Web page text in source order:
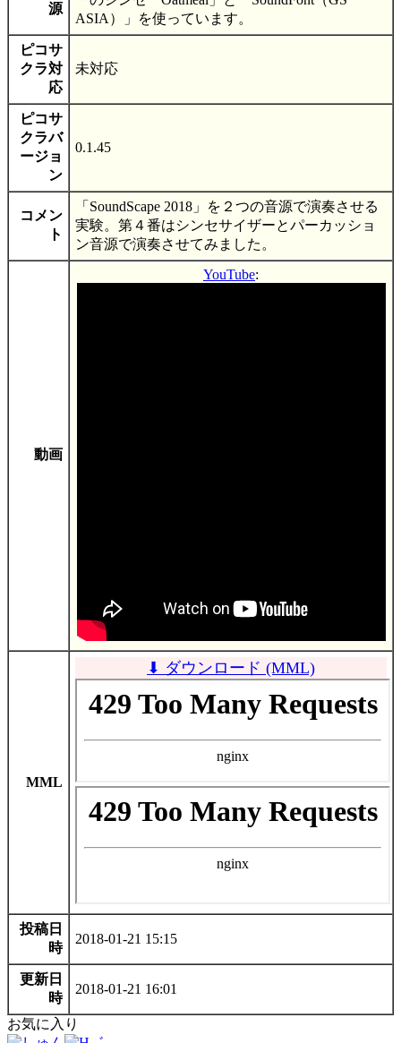
源
ASIA）」を使っています。
ピコサ
クラ対
応
未対応
ピコサ
クラバ
ージョ
ン
0.1.45
コメン
ト
「SoundScape 2018」を２つの音源で演奏させる
実験。第４番はシンセサイザーとパーカッショ
ン音源で演奏させてみました。
動画
YouTube:
MML
⬇ ダウンロード (MML)
投稿日
時
2018-01-21 15:15
更新日
時
2018-01-21 16:01
お気に入り